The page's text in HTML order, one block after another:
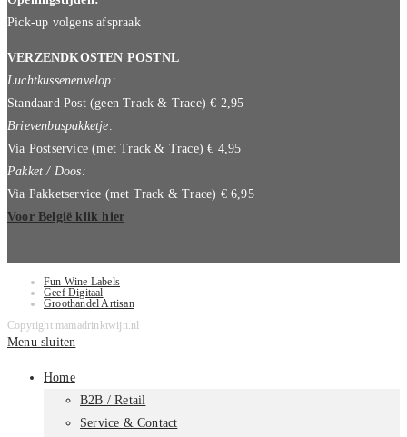
Pick-up volgens afspraak
VERZENDKOSTEN POSTNL
Luchtkussenenvelop:
Standaard Post (geen Track & Trace) € 2,95
Brievenbuspakketje:
Via Postservice (met Track & Trace) € 4,95
Pakket / Doos:
Via Pakketservice (met Track & Trace) € 6,95
Voor België klik hier
Fun Wine Labels
Geef Digitaal
Groothandel Artisan
Copyright mamadrinktwijn.nl
Menu sluiten
Home
B2B / Retail
Service & Contact